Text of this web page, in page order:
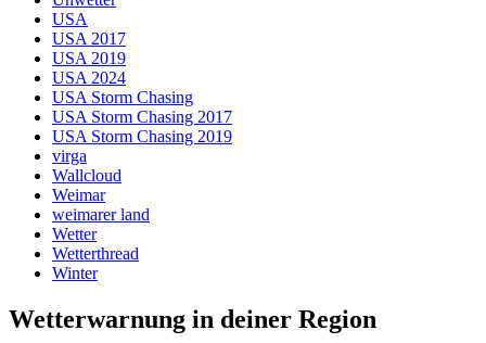
USA
USA 2017
USA 2019
USA 2024
USA Storm Chasing
USA Storm Chasing 2017
USA Storm Chasing 2019
virga
Wallcloud
Weimar
weimarer land
Wetter
Wetterthread
Winter
Wetterwarnung in deiner Region